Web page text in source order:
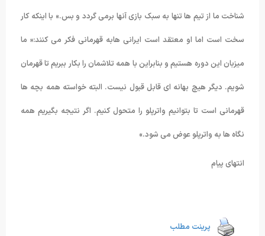
شناخت ما از تیم ها تنها به سبک بازی آنها برمی گردد و بس.» با اینکه کار
سخت است اما او معتقد است ایرانی هابه قهرمانی فکر می کنند:« ما
میزبان این دوره هستیم و بنابراین با همه تلاشمان را بکار ببریم تا قهرمان
شویم. دیگر هیچ بهانه ای قابل قبول نیست. البته خواسته همه بچه ها
قهرمانی است تا بتوانیم واترپلو را متحول کنیم. اگر نتیجه بگیریم همه
نگاه ها به واترپلو عوض می شود.»
انتهای پیام
پرینت مطلب